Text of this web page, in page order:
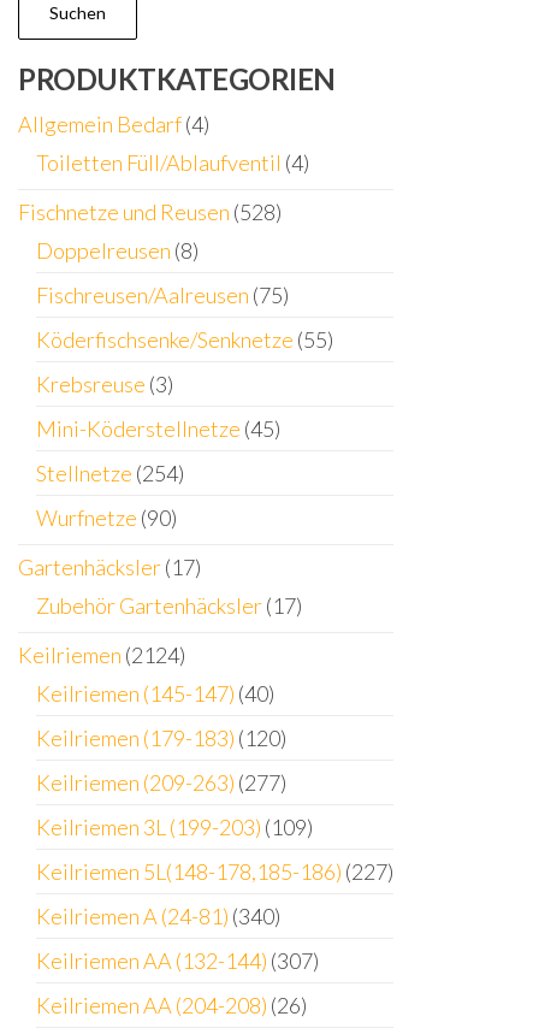
Suchen
PRODUKTKATEGORIEN
Allgemein Bedarf(4)
Toiletten Füll/Ablaufventil (4)
Fischnetze und Reusen (528)
Doppelreusen (8)
Fischreusen/Aalreusen (75)
Köderfischsenke/Senknetze (55)
Krebsreuse (3)
Mini-Köderstellnetze (45)
Stellnetze (254)
Wurfnetze (90)
Gartenhäcksler(17)
Zubehör Gartenhäcksler(17)
Keilriemen (2124)
Keilriemen (145-147) (40)
Keilriemen (179-183) (120)
Keilriemen (209-263) (277)
Keilriemen 3L (199-203) (109)
Keilriemen 5L(148-178,185-186) (227)
Keilriemen A (24-81) (340)
Keilriemen AA (132-144) (307)
Keilriemen AA (204-208) (26)